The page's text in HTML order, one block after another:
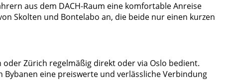
aus dem DACH-Raum eine komfortable Anreise
Skolten und Bontelabo an, die beide nur einen kurzen
Zürich regelmäßig direkt oder via Oslo bedient.
Bybanen eine preiswerte und verlässliche Verbindung